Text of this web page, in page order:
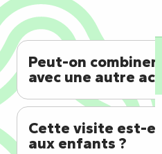
Peut-on
avec une autre
Cette visite est-
aux enfants ?